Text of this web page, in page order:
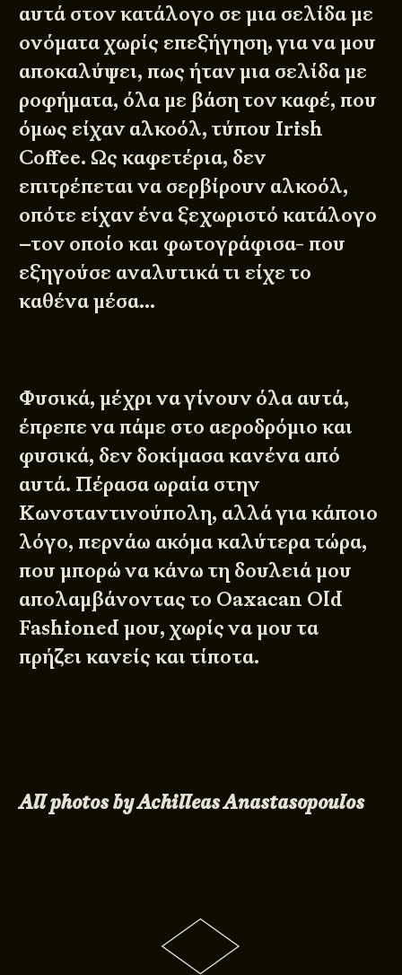
αυτά στον κατάλογο σε μια σελίδα με
ονόματα χωρίς επεξήγηση, για να μου
αποκαλύψει, πως ήταν μια σελίδα με
ροφήματα, όλα με βάση τον καφέ, που
όμως είχαν αλκοόλ, τύπου Irish
Coffee. Ως καφετέρια, δεν
επιτρέπεται να σερβίρουν αλκοόλ,
οπότε είχαν ένα ξεχωριστό κατάλογο
–τον οποίο και φωτογράφισα- που
εξηγούσε αναλυτικά τι είχε το
καθένα μέσα…
Φυσικά, μέχρι να γίνουν όλα αυτά,
έπρεπε να πάμε στο αεροδρόμιο και
φυσικά, δεν δοκίμασα κανένα από
αυτά. Πέρασα ωραία στην
Κωνσταντινούπολη, αλλά για κάποιο
λόγο, περνάω ακόμα καλύτερα τώρα,
που μπορώ να κάνω τη δουλειά μου
απολαμβάνοντας το Oaxacan Old
Fashioned μου, χωρίς να μου τα
πρήζει κανείς και τίποτα.
All photos by Achilleas Anastasopoulos